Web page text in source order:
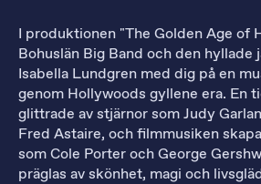
I produktionen "The Golden Age of
Bohuslän Big Band och den hyllade
Isabella Lundgren med dig på en
genom Hollywoods gyllene era. En
glittrade av stjärnor som Judy
Fred Astaire, och filmmusiken
som Cole Porter och George
präglas av skönhet, magi och